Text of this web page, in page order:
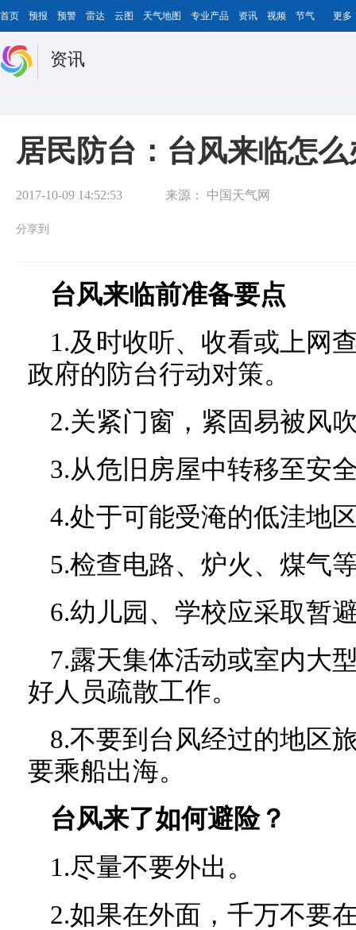
首页 预报 预警 雷达 云图 天气地图 专业产品 资讯 视频 节气 更多
资讯
居民防台：台风来临怎么
2017-10-09 14:52:53 来源： 中国天气网
分享到
台风来临前准备要点
1.及时收听、收看或上网
政府的防台行动对策。
2.关紧门窗，紧固易被风
3.从危旧房屋中转移至安
4.处于可能受淹的低洼地
5.检查电路、炉火、煤气
6.幼儿园、学校应采取暂
7.露天集体活动或室内大
好人员疏散工作。
8.不要到台风经过的地区
要乘船出海。
台风来了如何避险？
1.尽量不要外出。
2.如果在外面，千万不要